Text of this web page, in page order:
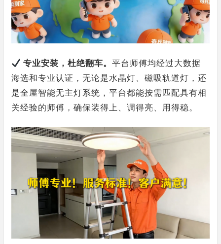
专业安装，杜绝翻车。平台师傅均经过大数据
海选和专业认证，无论是水晶灯、磁吸轨道灯，还
是全屋智能无主灯系统，平台都能按需匹配具有相
关经验的师傅，确保装得上、调得亮、用得稳。